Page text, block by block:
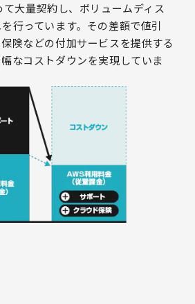
大量契約し、ボリュームディス
行っています。その差額で値引
険などの付加サービスを提供する
なコストダウンを実現していま